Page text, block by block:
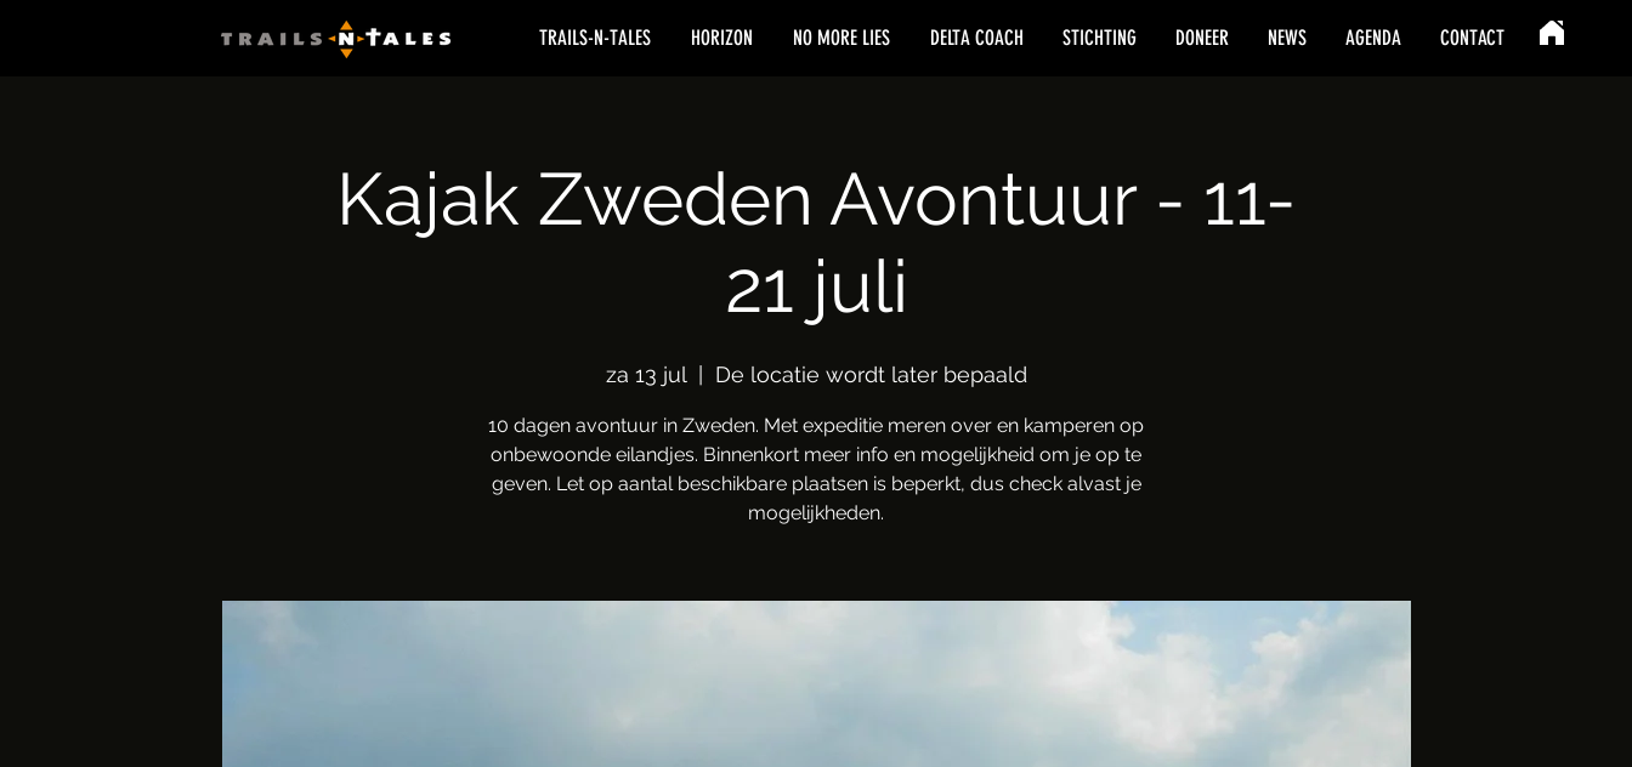
TRAILS-N-TALES HORIZON NO MORE LIES DELTA COACH STICHTING DONEER NEWS AGENDA CONTACT
Kajak Zweden Avontuur - 11-
21 juli
za 13 jul De locatie wordt later bepaald
10 dagen avontuur in Zweden. Met expeditie meren over en kamperen op
onbewoonde eilandjes. Binnenkort meer info en mogelijkheid om je op te
geven. Let op aantal beschikbare plaatsen is beperkt, dus check alvast je
mogelijkheden.